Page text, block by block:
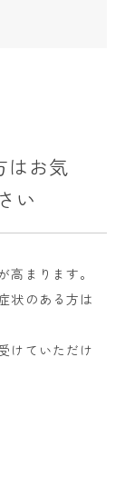
はお気
い
まります。
状のある方は
けていただけ